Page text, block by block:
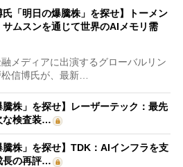
氏「明日の爆騰株」を探せ】トーメン
サムスンを通じて世界のAIメモリ需
メディアに出演するグローバルリン
信博氏が、最新…
騰株」を探せ】レーザーテック：最先
な検査装…
騰株」を探せ】TDK：AIインフラを支
長の再評…